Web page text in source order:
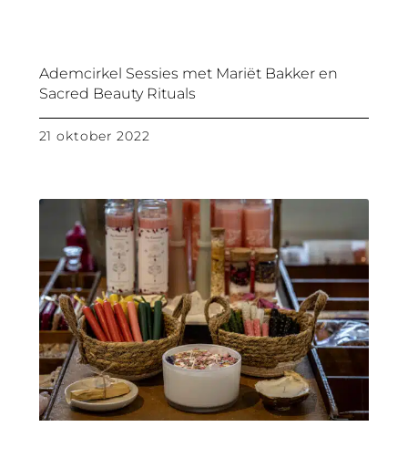
Ademcirkel Sessies met Mariët Bakker en
Sacred Beauty Rituals
21 oktober 2022